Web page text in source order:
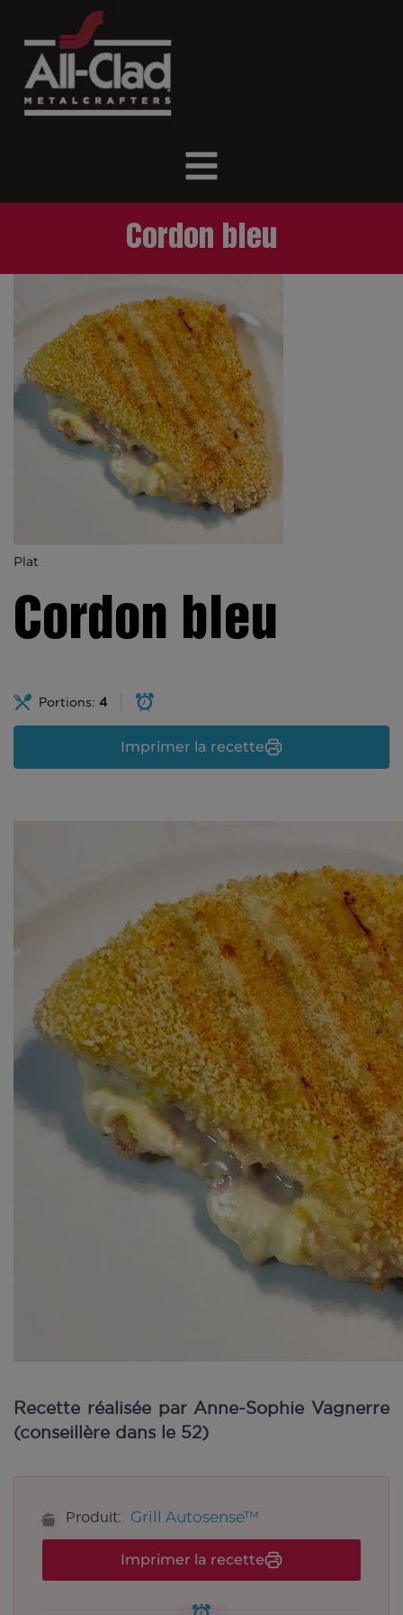
Cordon bleu
Plat
Cordon bleu
Portions: 4
Imprimer la recette
Recette réalisée par Anne-Sophie Vagnerre
(conseillère dans le 52)
Produit: Grill Autosense™
Imprimer la recette